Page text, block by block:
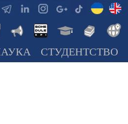
СТУДЕНТСТВО